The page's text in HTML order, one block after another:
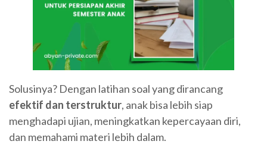
Solusinya? Dengan latihan soal yang dirancang
efektif dan terstruktur, anak bisa lebih siap
menghadapi ujian, meningkatkan kepercayaan diri,
dan memahami materi lebih dalam.